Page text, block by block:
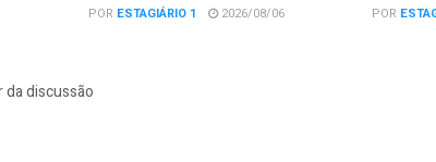
POR ESTAGIÁRIO 1 2026/08/06 POR
da discussão